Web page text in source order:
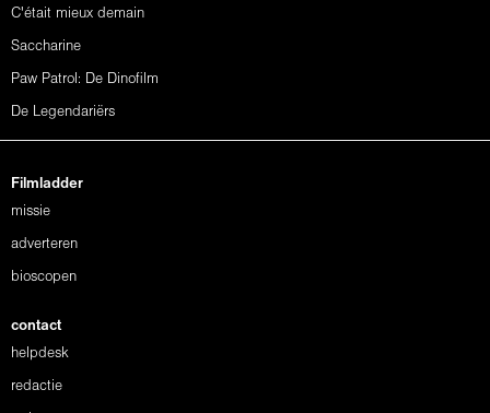
C'était mieux demain
Saccharine
Paw Patrol: De Dinofilm
De Legendariërs
Filmladder
missie
adverteren
bioscopen
contact
helpdesk
redactie